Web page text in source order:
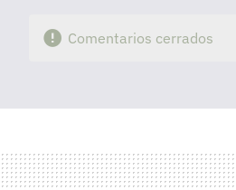
Comentarios cerrados